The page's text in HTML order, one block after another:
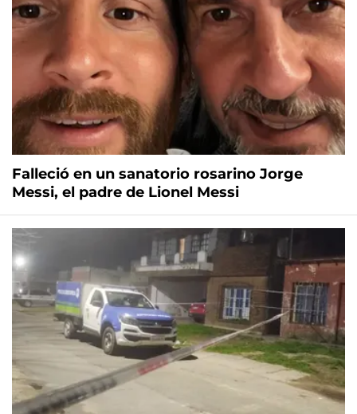
Falleció en un sanatorio rosarino Jorge
Messi, el padre de Lionel Messi